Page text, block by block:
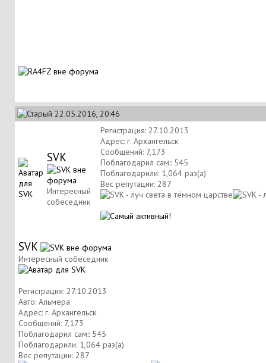
22.05.2016, 20:46
SVK
Интересный
собеседник
Регистрация: 27.10.2013
Адрес: г. Архангельск
Сообщений: 7,173
Поблагодарил сам:: 545
Поблагодарили: 1,064 раз(а)
Вес репутации: 287
SVK
Интересный собеседник
Регистрация: 27.10.2013
Авто: Альмера
Адрес: г. Архангельск
Сообщений: 7,173
Поблагодарил сам:: 545
Поблагодарили: 1,064 раз(а)
Вес репутации: 287